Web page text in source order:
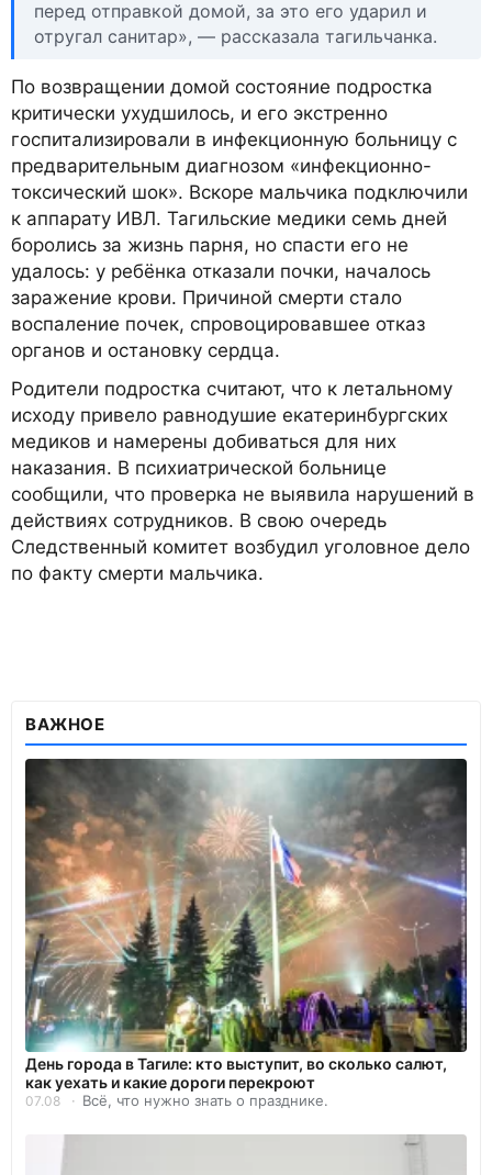
перед отправкой домой, за это его ударил и
отругал санитар», — рассказала тагильчанка.
По возвращении домой состояние подростка
критически ухудшилось, и его экстренно
госпитализировали в инфекционную больницу с
предварительным диагнозом «инфекционно-
токсический шок». Вскоре мальчика подключили
к аппарату ИВЛ. Тагильские медики семь дней
боролись за жизнь парня, но спасти его не
удалось: у ребёнка отказали почки, началось
заражение крови. Причиной смерти стало
воспаление почек, спровоцировавшее отказ
органов и остановку сердца.
Родители подростка считают, что к летальному
исходу привело равнодушие екатеринбургских
медиков и намерены добиваться для них
наказания. В психиатрической больнице
сообщили, что проверка не выявила нарушений в
действиях сотрудников. В свою очередь
Следственный комитет возбудил уголовное дело
по факту смерти мальчика.
ВАЖНОЕ
День города в Тагиле: кто выступит, во сколько салют,
как уехать и какие дороги перекроют
07.08 Всё, что нужно знать о празднике.